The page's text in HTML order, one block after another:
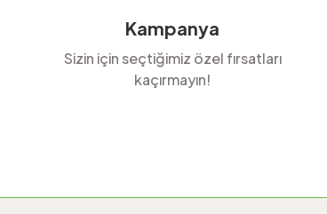
Kampanya
Sizin için seçtiğimiz özel fırsatları
kaçırmayın!